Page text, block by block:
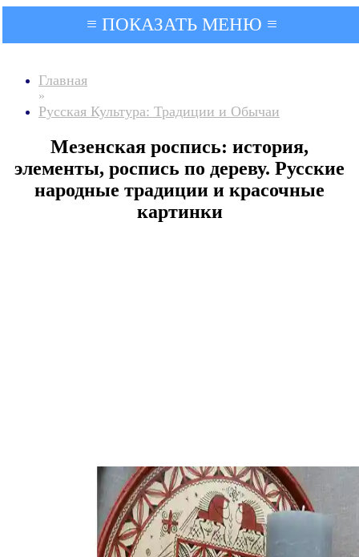
≡ ПОКАЗАТЬ МЕНЮ ≡
Главная
»
Русская Культура: Традиции и Обычаи
Мезенская роспись: история,
элементы, роспись по дереву. Русские
народные традиции и красочные
картинки